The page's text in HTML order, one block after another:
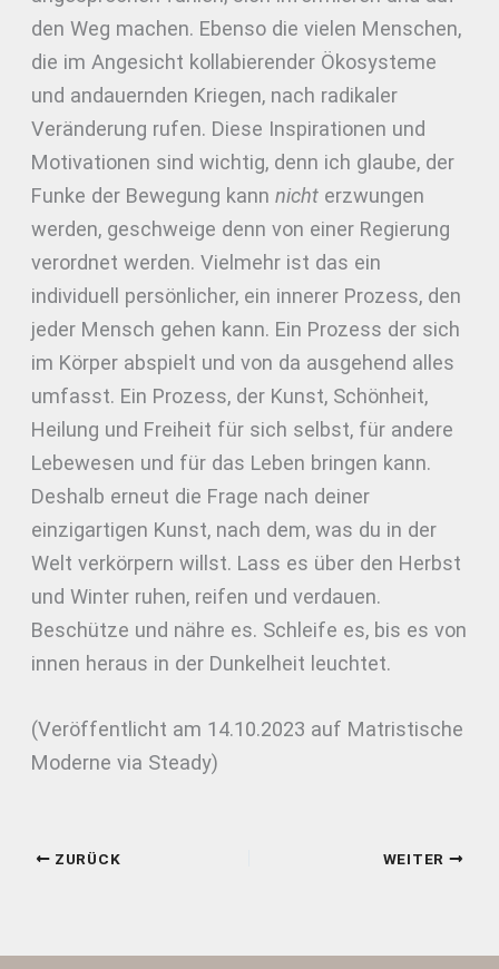
den Weg machen. Ebenso die vielen Menschen,
die im Angesicht kollabierender Ökosysteme
und andauernden Kriegen, nach radikaler
Veränderung rufen. Diese Inspirationen und
Motivationen sind wichtig, denn ich glaube, der
Funke der Bewegung kannnicht erzwungen
werden, geschweige denn von einer Regierung
verordnet werden. Vielmehr ist das ein
individuell persönlicher, ein innerer Prozess, den
jeder Mensch gehen kann. Ein Prozess der sich
im Körper abspielt und von da ausgehend alles
umfasst. Ein Prozess, der Kunst, Schönheit,
Heilung und Freiheit für sich selbst, für andere
Lebewesen und für das Leben bringen kann.
Deshalb erneut die Frage nach deiner
einzigartigen Kunst, nach dem, was du in der
Welt verkörpern willst. Lass es über den Herbst
und Winter ruhen, reifen und verdauen.
Beschütze und nähre es. Schleife es, bis es von
innen heraus in der Dunkelheit leuchtet.
(Veröffentlicht am 14.10.2023 auf Matristische
Moderne via Steady)
ZURÜCK WEITER